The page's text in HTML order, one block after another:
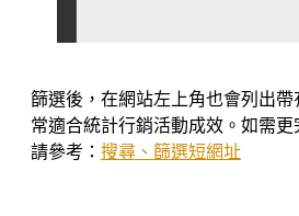
篩選後，在網站左上角也會列出
常適合統計行銷活動成效。如需
請參考： 搜尋、篩選短網址